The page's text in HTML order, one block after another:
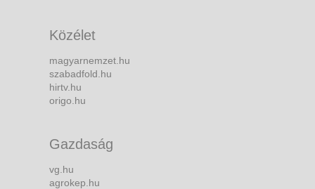
Közélet
magyarnemzet.hu
szabadfold.hu
hirtv.hu
origo.hu
Gazdaság
vg.hu
agrokep.hu